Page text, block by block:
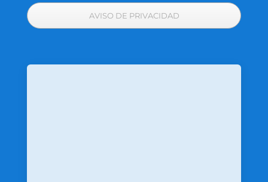
AVISO DE PRIVACIDAD